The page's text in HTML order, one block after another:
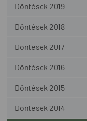
Döntések 2019
Döntések 2018
Döntések 2017
Döntések 2016
Döntések 2015
Döntések 2014